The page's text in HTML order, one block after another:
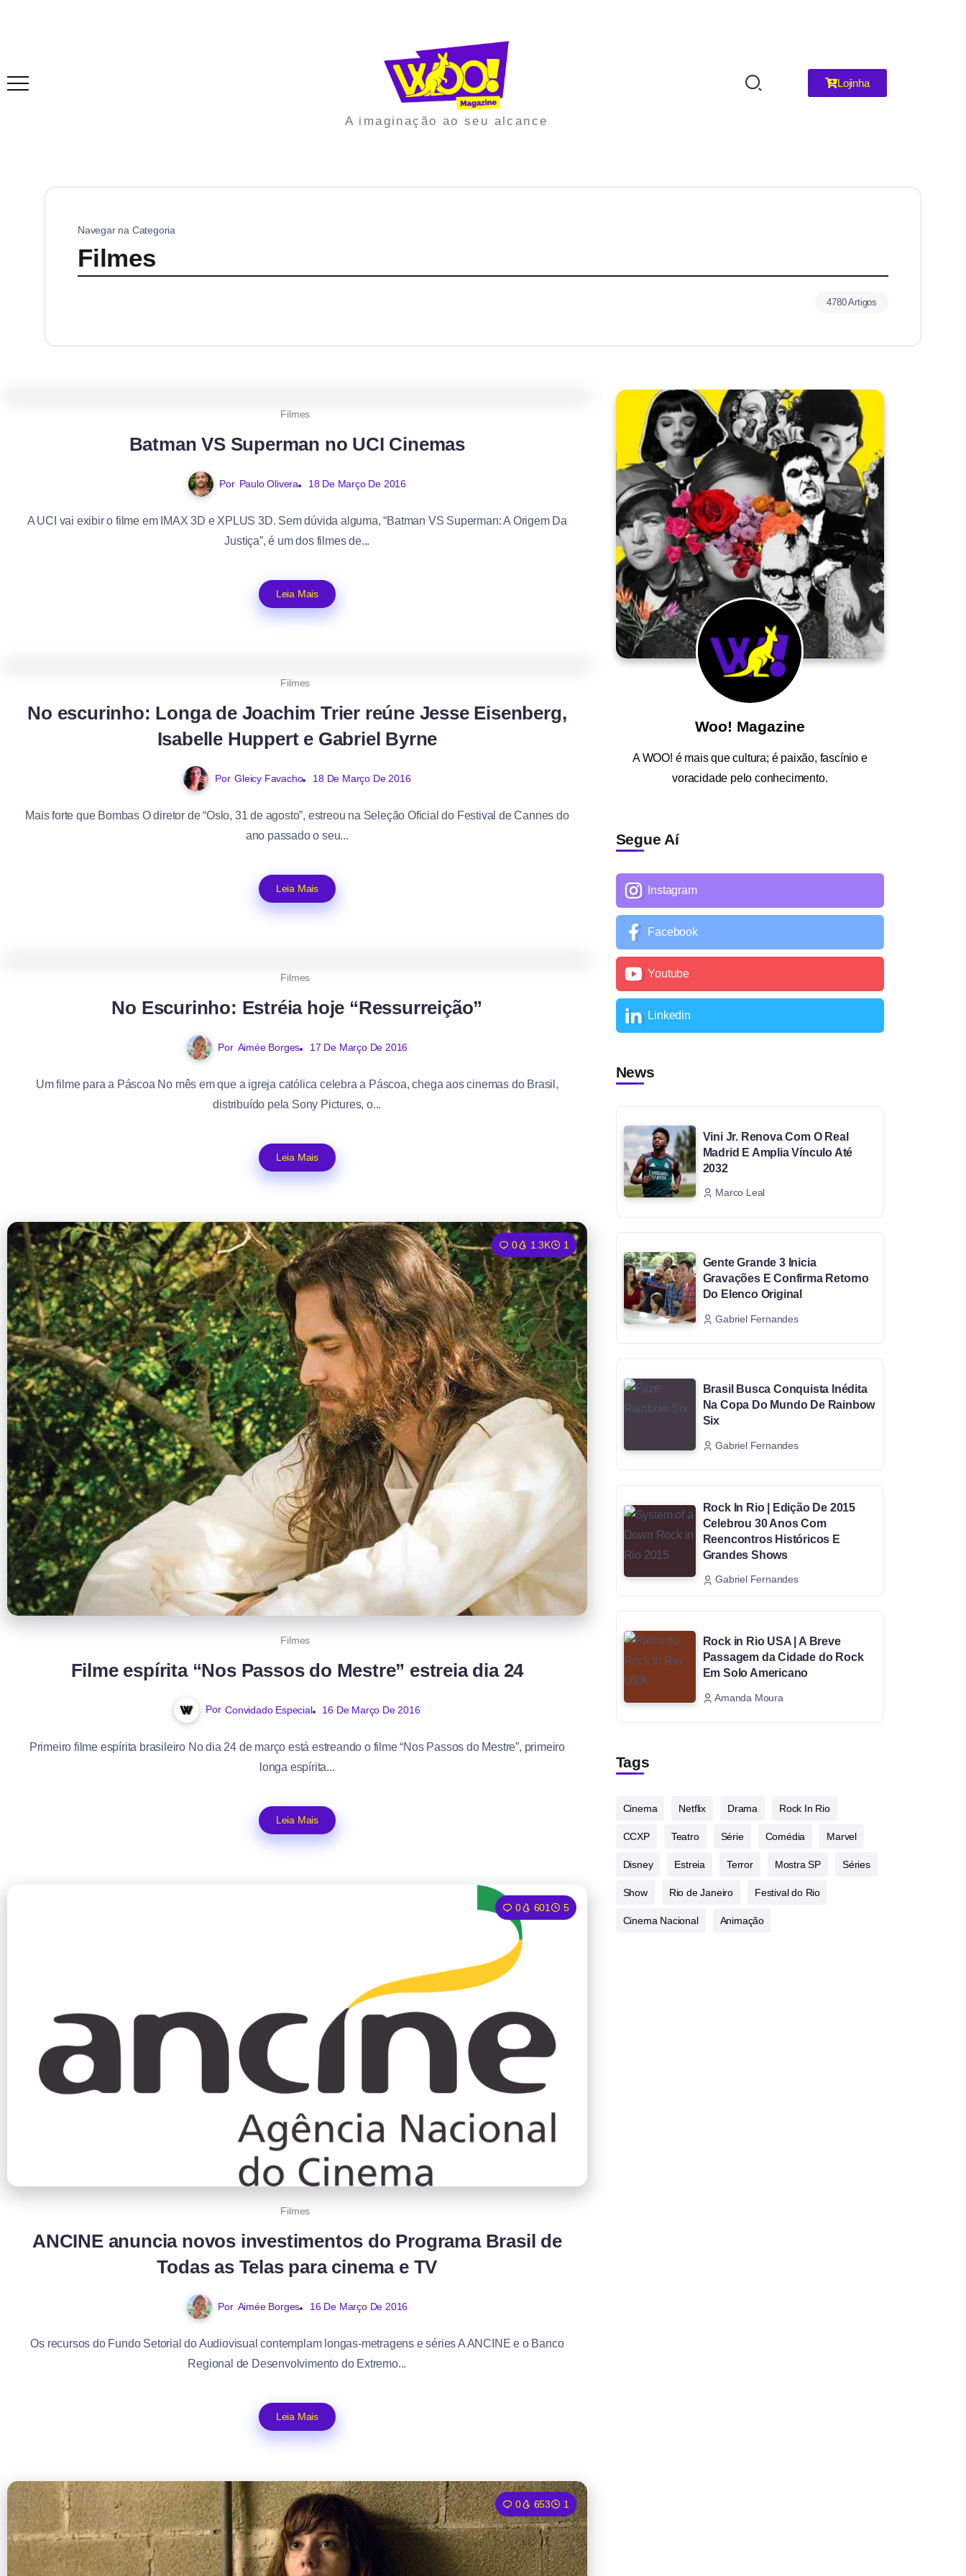
A imaginação ao seu alcance
Lojinha
Navegar na Categoria
Filmes
4780 Artigos
Filmes
Batman VS Superman no UCI Cinemas
Por Paulo Olivera 18 De Março De 2016
A UCI vai exibir o filme em IMAX 3D e XPLUS 3D. Sem dúvida alguma, “Batman VS Superman: A Origem Da
Justiça”, é um dos filmes de...
Leia Mais
Filmes
No escurinho: Longa de Joachim Trier reúne Jesse Eisenberg,
Isabelle Huppert e Gabriel Byrne
Por Gleicy Favacho 18 De Março De 2016
Mais forte que Bombas O diretor de “Oslo, 31 de agosto”, estreou na Seleção Oficial do Festival de Cannes do
ano passado o seu...
Leia Mais
Filmes
No Escurinho: Estréia hoje “Ressurreição”
Por Aimée Borges 17 De Março De 2016
Um filme para a Páscoa No mês em que a igreja católica celebra a Páscoa, chega aos cinemas do Brasil,
distribuído pela Sony Pictures, o...
Leia Mais
0 1.3K 1
Filmes
Filme espírita “Nos Passos do Mestre” estreia dia 24
Por Convidado Especial 16 De Março De 2016
Primeiro filme espírita brasileiro No dia 24 de março está estreando o filme “Nos Passos do Mestre”, primeiro
longa espírita...
Leia Mais
0 601 5
Filmes
ANCINE anuncia novos investimentos do Programa Brasil de
Todas as Telas para cinema e TV
Por Aimée Borges 16 De Março De 2016
Os recursos do Fundo Setorial do Audiovisual contemplam longas-metragens e séries A ANCINE e o Banco
Regional de Desenvolvimento do Extremo...
Leia Mais
0 653 1
Woo! Magazine
AWOO! é mais que cultura; é paixão, fascínio e
voracidade pelo conhecimento.
Segue Aí
Instagram
Facebook
Youtube
Linkedin
News
Vini Jr. Renova Com O Real
Madrid E Amplia Vínculo Até
2032
Marco Leal
Gente Grande 3 Inicia
Gravações E Confirma Retorno
Do Elenco Original
Gabriel Fernandes
Brasil Busca Conquista Inédita
Na Copa Do Mundo De Rainbow
Six
Gabriel Fernandes
Rock In Rio | Edição De 2015
Celebrou 30 Anos Com
Reencontros Históricos E
Grandes Shows
Gabriel Fernandes
Rock in Rio USA | A Breve
Passagem da Cidade do Rock
Em Solo Americano
Amanda Moura
Tags
Cinema Netflix Drama Rock In Rio
CCXP Teatro Série Comédia Marvel
Disney Estreia Terror Mostra SP Séries
Show Rio de Janeiro Festival do Rio
Cinema Nacional Animação